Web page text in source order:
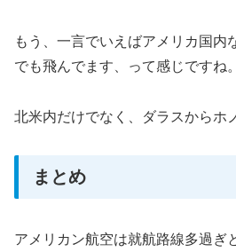
もう、一言でいえばアメリカ国内
でも飛んでます、って感じですね。
北米内だけでなく、ダラスからホ
まとめ
アメリカン航空は就航路線多過ぎ